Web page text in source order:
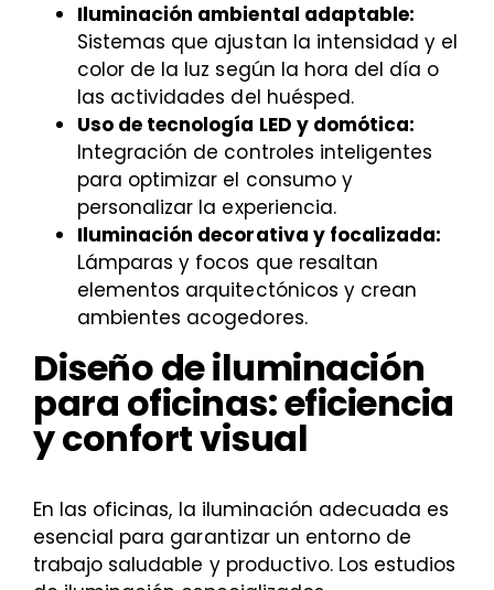
Iluminación ambiental adaptable:
Sistemas que ajustan la intensidad y el
color de la luz según la hora del día o
las actividades del huésped.
Uso de tecnología LED y domótica:
Integración de controles inteligentes
para optimizar el consumo y
personalizar la experiencia.
Iluminación decorativa y focalizada:
Lámparas y focos que resaltan
elementos arquitectónicos y crean
ambientes acogedores.
Diseño de iluminación
para oficinas: eficiencia
y confort visual
En las oficinas, la iluminación adecuada es
esencial para garantizar un entorno de
trabajo saludable y productivo. Los estudios